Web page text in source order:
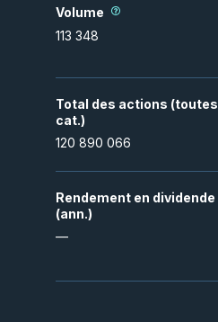
Volume
113 348
Total des actions (toutes
cat.)
120 890 066
Rendement en dividende
(ann.)
—